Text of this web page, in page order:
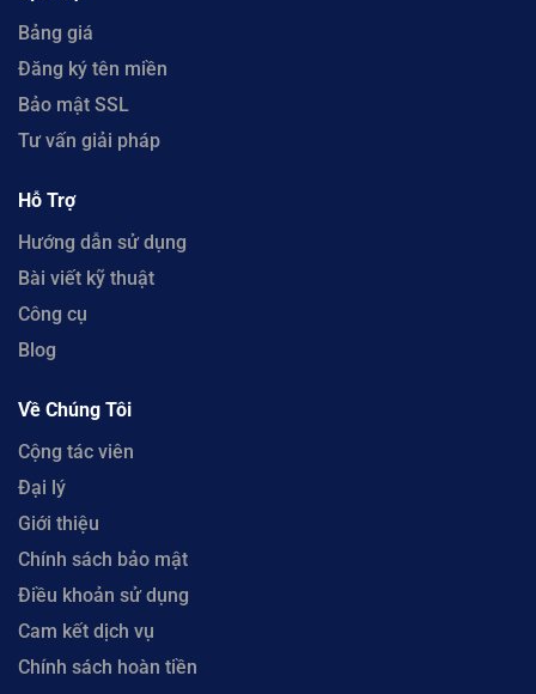
Bảng giá
Đăng ký tên miền
Bảo mật SSL
Tư vấn giải pháp
Hỗ Trợ
Hướng dẫn sử dụng
Bài viết kỹ thuật
Công cụ
Blog
Về Chúng Tôi
Cộng tác viên
Đại lý
Giới thiệu
Chính sách bảo mật
Điều khoản sử dụng
Cam kết dịch vụ
Chính sách hoàn tiền